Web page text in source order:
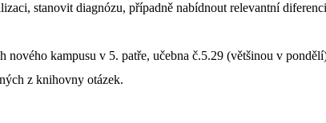
stanovit diagnózu, případně nabídnout relevantní
kampusu v 5. patře, učebna č.5.29 (většinou v
z knihovny otázek.